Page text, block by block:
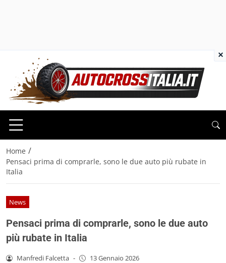
Home /
Pensaci prima di comprarle, sono le due auto più rubate in
Italia
News
Pensaci prima di comprarle, sono le due auto
più rubate in Italia
Manfredi Falcetta - 13 Gennaio 2026
×